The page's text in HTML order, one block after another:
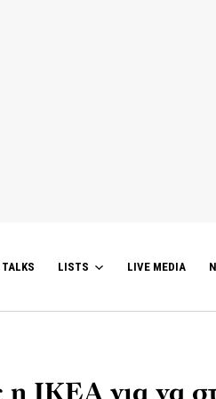
LISTS LIVE MEDIA